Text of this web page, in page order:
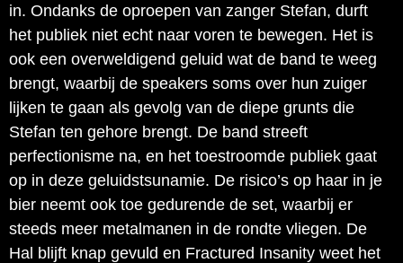
in. Ondanks de oproepen van zanger Stefan, durft
het publiek niet echt naar voren te bewegen. Het is
ook een overweldigend geluid wat de band te weeg
brengt, waarbij de speakers soms over hun zuiger
lijken te gaan als gevolg van de diepe grunts die
Stefan ten gehore brengt. De band streeft
perfectionisme na, en het toestroomde publiek gaat
op in deze geluidstsunamie. De risico’s op haar in je
bier neemt ook toe gedurende de set, waarbij er
steeds meer metalmanen in de rondte vliegen. De
Hal blijft knap gevuld en Fractured Insanity weet het